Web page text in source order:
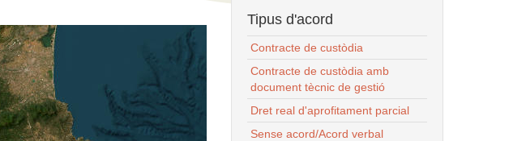
Tipus d'acord
Contracte de custòdia
Contracte de custòdia amb
document tècnic de gestió
Dret real d'aprofitament parcial
Sense acord/Acord verbal